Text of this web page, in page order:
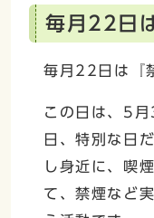
毎月22日
毎月22日は『
この日は、5
日、特別な日
し身近に、喫
て、禁煙など